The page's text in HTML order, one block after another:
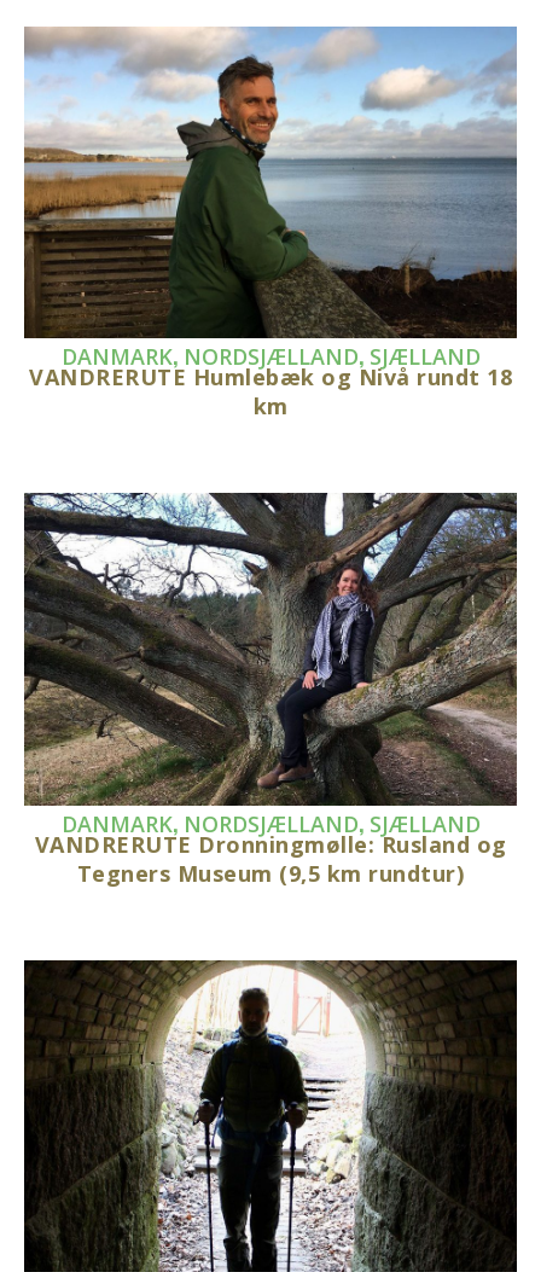
DANMARK, NORDSJÆLLAND, SJÆLLAND
VANDRERUTE Humlebæk og Nivå rundt 18
km
DANMARK, NORDSJÆLLAND, SJÆLLAND
VANDRERUTE Dronningmølle: Rusland og
Tegners Museum (9,5 km rundtur)